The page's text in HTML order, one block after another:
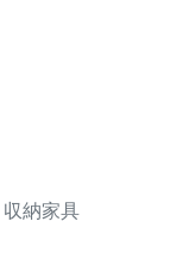
収納家具